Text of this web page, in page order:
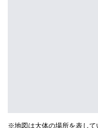
※地図は大体の場所を表して